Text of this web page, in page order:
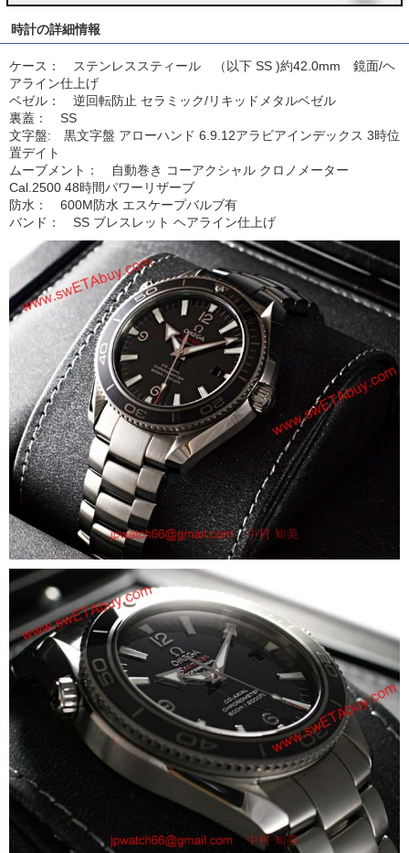
時計の詳細情報
ケース： ステンレススティール （以下 SS )約42.0mm 鏡面/ヘ
アライン仕上げ
ベゼル： 逆回転防止 セラミック/リキッドメタルベゼル
裏蓋： SS
文字盤: 黒文字盤 アローハンド 6.9.12アラビアインデックス 3時位
置デイト
ムーブメント： 自動巻き コーアクシャル クロノメーター
Cal.2500 48時間パワーリザーブ
防水： 600M防水 エスケープバルブ有
バンド： SS ブレスレット ヘアライン仕上げ